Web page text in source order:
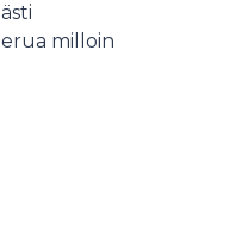
milloin